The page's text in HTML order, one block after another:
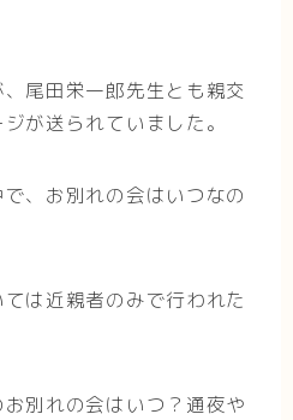
尾田栄一郎先生とも親交
が送られていました。
、お別れの会はいつなの
は近親者のみで行われた
別れの会はいつ？通夜や